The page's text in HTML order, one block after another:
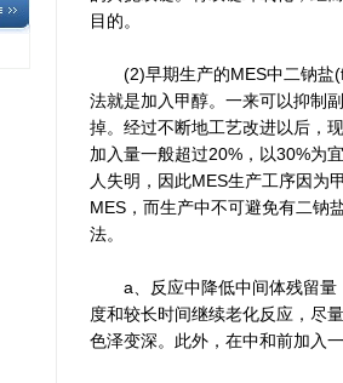
目的。
(2)早期生产的MES中二钠盐
法就是加入甲醇。一来可以抑制
掉。经过不断地工艺改进以后，
加入量一般超过20%，以30%为
人失明，因此MES生产工序因为
MES，而生产中不可避免有二钠
法。
a、反应中降低中间体残留量
度和较长时间继续老化反应，尽
色泽变深。此外，在中和前加入